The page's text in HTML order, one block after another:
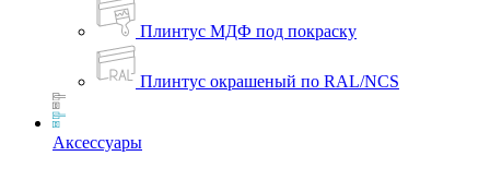
Плинтус МДФ под покраску
Плинтус окрашеный по RAL/NCS
Аксессуары